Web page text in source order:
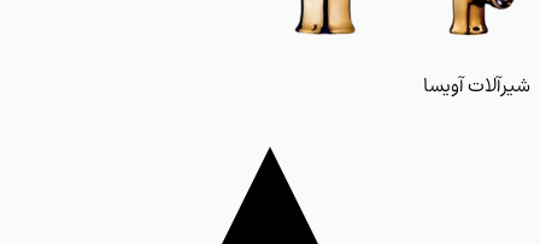
آویسا